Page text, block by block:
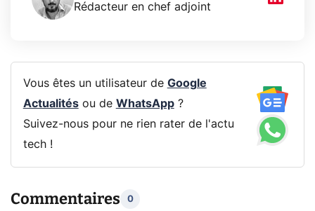
Rédacteur en chef adjoint
Vous êtes un utilisateur de Google
Actualitésou de WhatsApp?
Suivez-nous pour ne rien rater de l'actu
tech !
Commentaires 0